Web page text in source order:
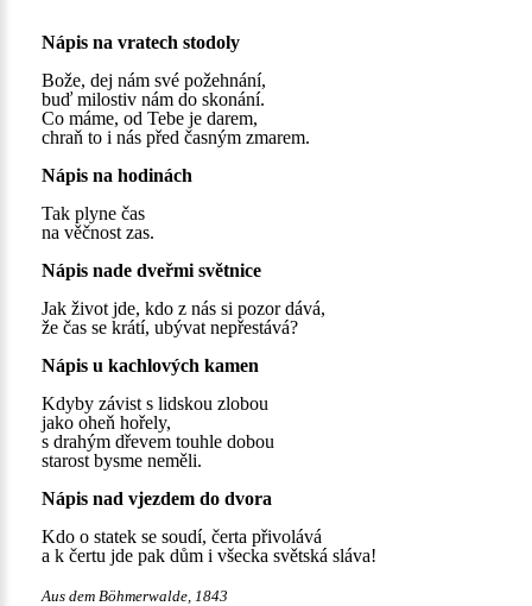
Nápis na vratech stodoly
Bože, dej nám své požehnání,
buď milostiv nám do skonání.
Co máme, od Tebe je darem,
chraň to i nás před časným zmarem.
Nápis na hodinách
Tak plyne čas
na věčnost zas.
Nápis nade dveřmi světnice
Jak život jde, kdo z nás si pozor dává,
že čas se krátí, ubývat nepřestává?
Nápis u kachlových kamen
Kdyby závist s lidskou zlobou
jako oheň hořely,
s drahým dřevem touhle dobou
starost bysme neměli.
Nápis nad vjezdem do dvora
Kdo o statek se soudí, čerta přivolává
a k čertu jde pak dům i všecka světská sláva!
Aus dem Böhmerwalde, 1843